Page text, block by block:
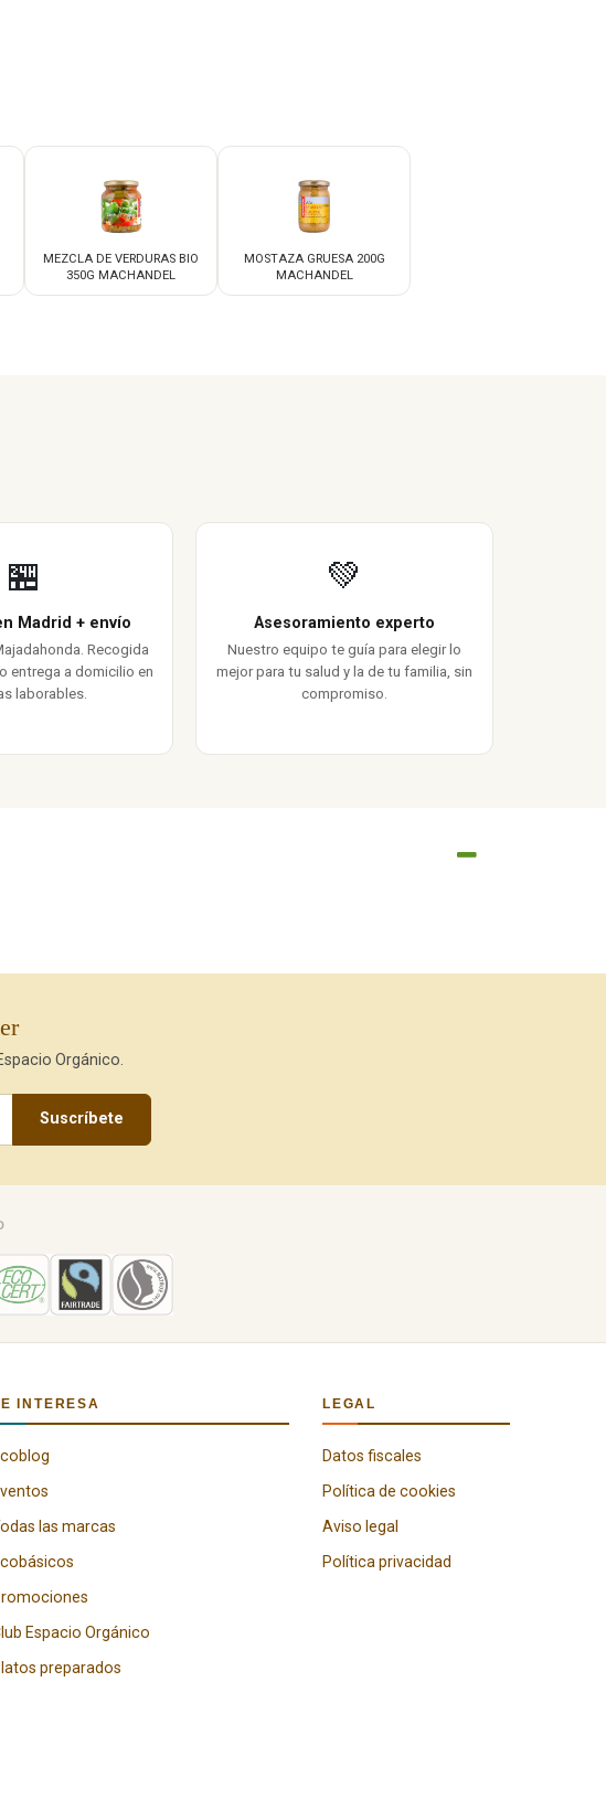
MEZCLA DE VERDURAS BIO
350G MACHANDEL
MOSTAZA GRUESA 200G
MACHANDEL
🏪
Madrid + envío
Recogida
entrega a domicilio en
laborables.
💚
Asesoramiento experto
Nuestro equipo te guía para elegir lo
mejor para tu salud y la de tu familia, sin
compromiso.
Orgánico.
Suscríbete
INTERESA
las marcas
Espacio Orgánico
preparados
LEGAL
Datos fiscales
Política de cookies
Aviso legal
Política privacidad